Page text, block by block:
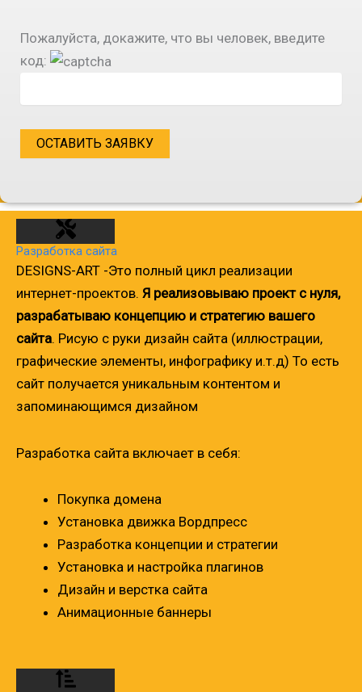
Пожалуйста, докажите, что вы человек, введите
код:
Разработка сайта
DESIGNS-ART -Это полный цикл реализации
интернет-проектов. Я реализовываю проект с нуля,
разрабатываю концепцию и стратегию вашего
сайта. Рисую с руки дизайн сайта (иллюстрации,
графические элементы, инфографику и.т.д) То есть
сайт получается уникальным контентом и
запоминающимся дизайном
Разработка сайта включает в себя:
Покупка домена
Установка движка Вордпресс
Разработка концепции и стратегии
Установка и настройка плагинов
Дизайн и верстка сайта
Анимационные баннеры